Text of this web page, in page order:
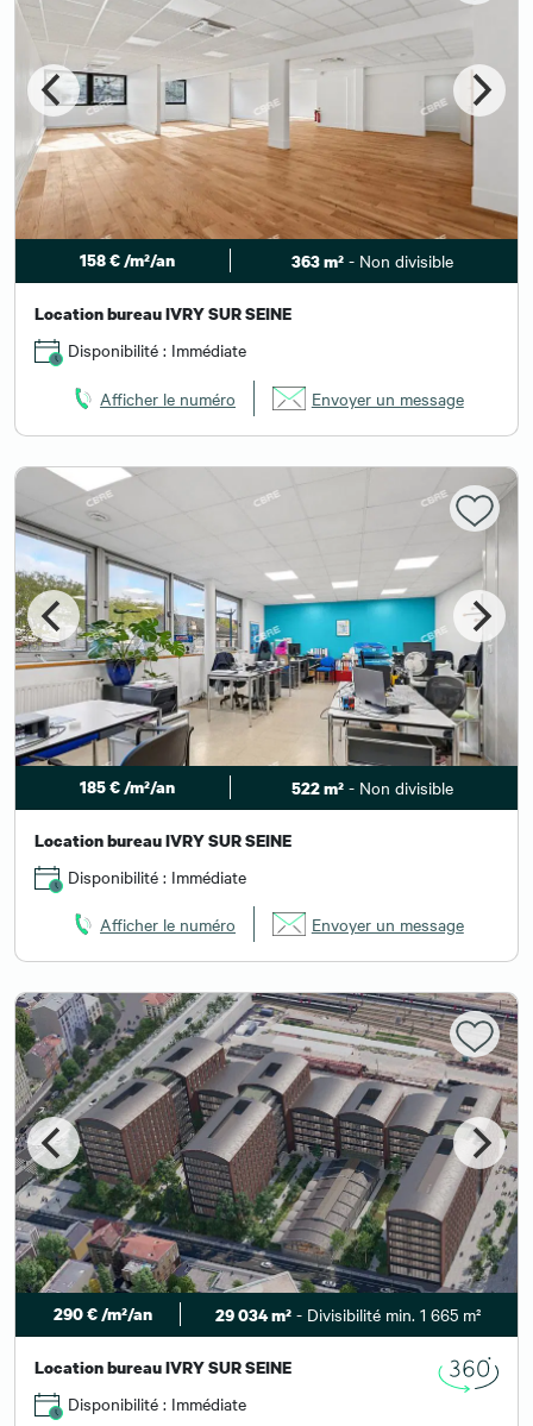
158 € /m²/an 363 m² - Non divisible
Location bureau IVRY SUR SEINE
Disponibilité : Immédiate
Afficher le numéro Envoyer un message
185 € /m²/an 522 m² - Non divisible
Location bureau IVRY SUR SEINE
Disponibilité : Immédiate
Afficher le numéro Envoyer un message
290 € /m²/an 29 034 m²- Divisibilité min. 1 665 m²
Location bureau IVRY SUR SEINE
Disponibilité : Immédiate